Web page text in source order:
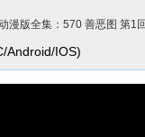
漫版全集：570 善恶图 第1
Android/IOS)